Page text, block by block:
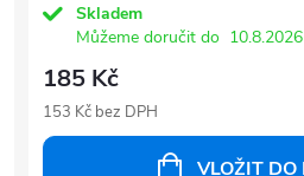
Skladem
Můžeme doručit do 10.8.2026
185 Kč
153 Kč bez DPH
VLOŽIT DO